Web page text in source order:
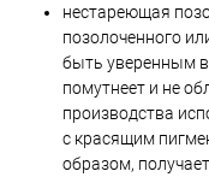
нестареющая
позолоченного
быть уверенным в
помутнеет и не
производства
с красящим
образом,